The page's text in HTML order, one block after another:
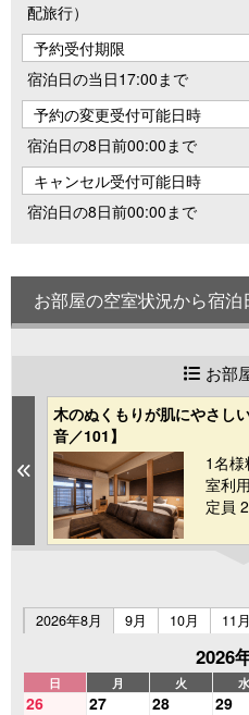
配旅行）
予約受付期限
宿泊日の当日17:00まで
予約の変更受付可能日時
宿泊日の8日前00:00まで
キャンセル受付可能日時
宿泊日の8日前00:00まで
お部屋の空室状況から宿泊
お部
Previous
木のぬくもりが肌にやさし
音／101】
1名様
室利
定員
2026年8月
9月 10月 11月
2026
日 月 火 水
26 27 28 29